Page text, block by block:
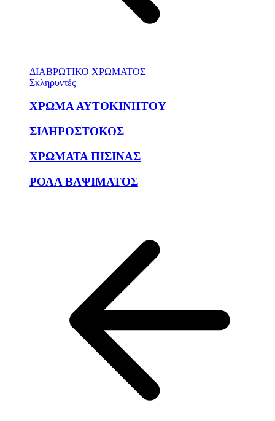
ΔΙΑΒΡΩΤΙΚΟ ΧΡΩΜΑΤΟΣ
Σκληρυντές
ΧΡΩΜΑ ΑΥΤΟΚΙΝΗΤΟΥ
ΣΙΔΗΡΟΣΤΟΚΟΣ
ΧΡΩΜΑΤΑ ΠΙΣΙΝΑΣ
ΡΟΛΑ ΒΑΨΙΜΑΤΟΣ